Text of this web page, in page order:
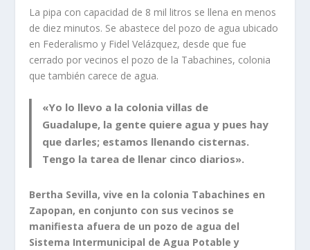
La pipa con capacidad de 8 mil litros se llena en menos
de diez minutos. Se abastece del pozo de agua ubicado
en Federalismo y Fidel Velázquez, desde que fue
cerrado por vecinos el pozo de la Tabachines, colonia
que también carece de agua.
«Yo lo llevo a la colonia villas de
Guadalupe, la gente quiere agua y pues hay
que darles; estamos llenando cisternas.
Tengo la tarea de llenar cinco diarios».
Bertha Sevilla, vive en la colonia Tabachines en
Zapopan, en conjunto con sus vecinos se
manifiesta afuera de un pozo de agua del
Sistema Intermunicipal de Agua Potable y